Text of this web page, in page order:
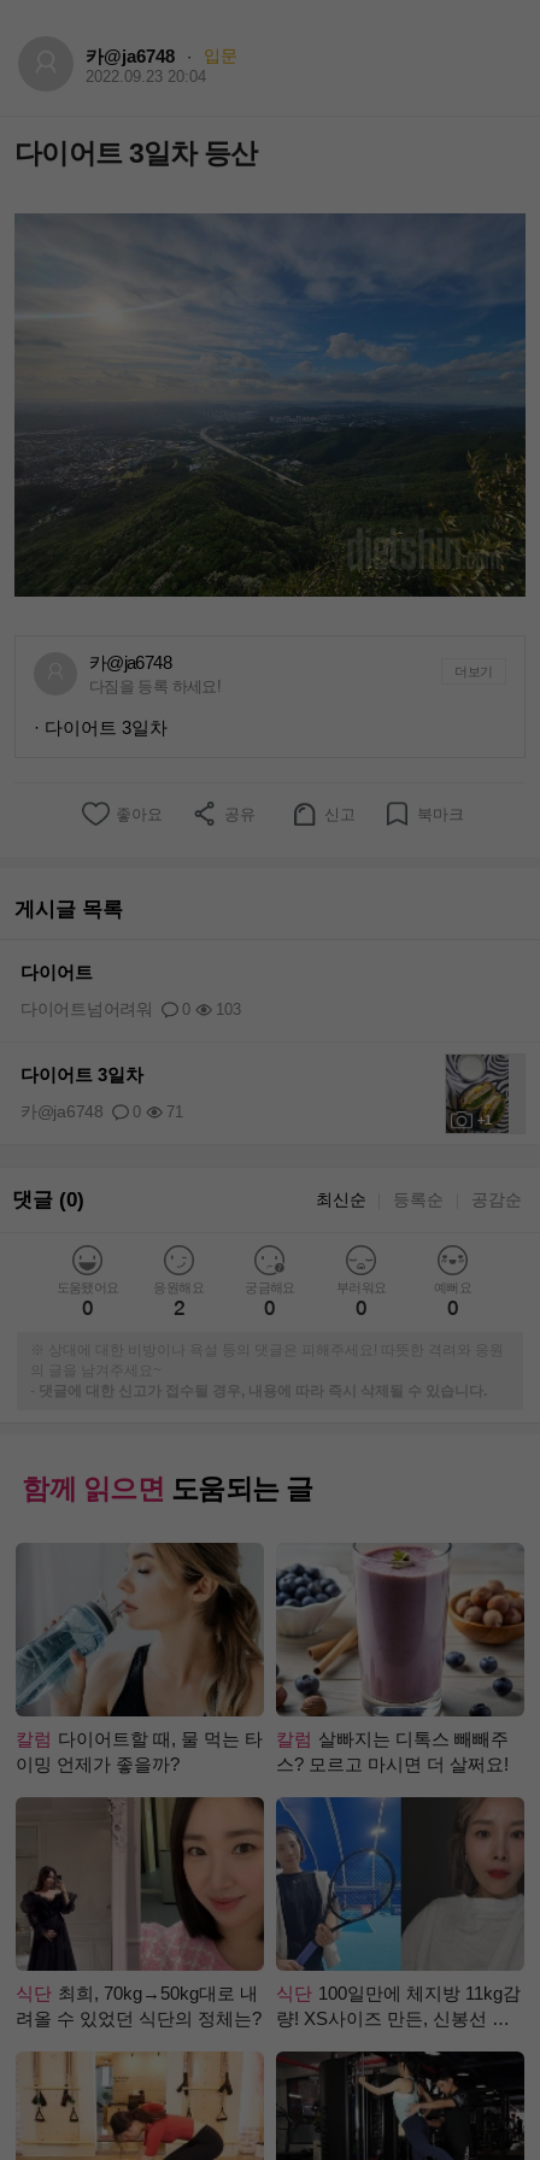
카@ja6748 · 입문
2022.09.23 20:04
다이어트 3일차 등산
카@ja6748
다짐을 등록 하세요!
더보기
· 다이어트 3일차
좋아요 공유 신고 북마크
게시글 목록
다이어트
0 103
다이어트넘어려워
+1
다이어트 3일차
0 71
카@ja6748
댓글 (0) 최신순 등록순 공감순
도움됐어요
0
응원해요
2
궁금해요
0
부러워요
0
예뻐요
0
※ 상대에 대한 비방이나 욕설 등의 댓글은 피해주세요! 따뜻한 격려와 응원
의 글을 남겨주세요~
-
댓글에 대한 신고가 접수될 경우, 내용에 따라 즉시 삭제될 수 있습니다.
함께 읽으면 도움되는 글
칼럼 다이어트할 때, 물 먹는 타
이밍 언제가 좋을까?
칼럼 살빠지는 디톡스 빼빼주
스? 모르고 마시면 더 살쩌요!
식단 최희, 70kg→50kg대로 내
려올 수 있었던 식단의 정체는?
식단 100일만에 체지방 11kg감
량! XS사이즈 만든, 신봉선 식